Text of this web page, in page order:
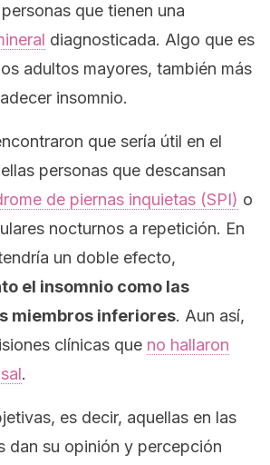
que tienen una
diagnosticada. Algo que es
adultos mayores, también más
insomnio.
que sería útil en el
personas que descansan
de piernas inquietas (SPI) o
nocturnos a repetición. En
un doble efecto,
el insomnio como las
miembros inferiores. Aun así,
clínicas que no hallaron
.
es decir, aquellas en las
dan su opinión y percepción